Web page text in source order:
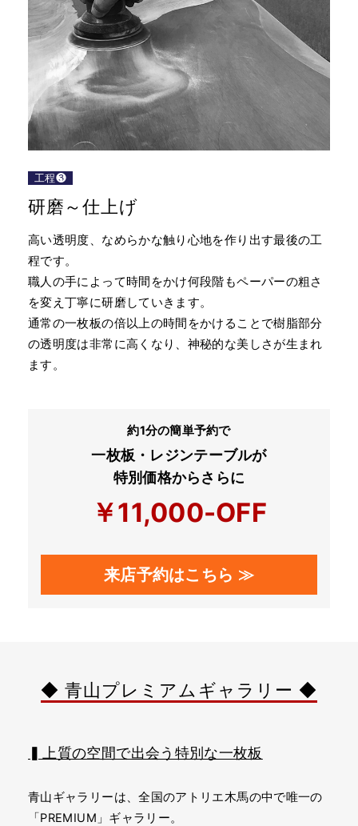
工程❸
研磨～仕上げ
高い透明度、なめらかな触り心地を作り出す最後の工
程です。
職人の手によって時間をかけ何段階もペーパーの粗さ
を変え丁寧に研磨していきます。
通常の一枚板の倍以上の時間をかけることで樹脂部分
の透明度は非常に高くなり、神秘的な美しさが生まれ
ます。
約1分の簡単予約で
一枚板・レジンテーブルが
特別価格からさらに
￥11,000-OFF
来店予約はこちら ≫
◆ 青山プレミアムギャラリー ◆
▍上質の空間で出会う特別な一枚板
青山ギャラリーは、全国のアトリエ木馬の中で唯一の
「PREMIUM」ギャラリー。